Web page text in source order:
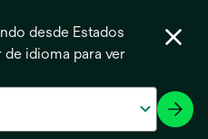
desde Estados
de idioma para ver